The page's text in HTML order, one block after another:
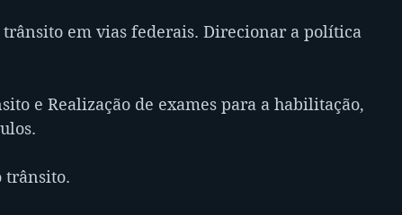
em vias federais. Direcionar a política
e Realização de exames para a habilitação,
trânsito.